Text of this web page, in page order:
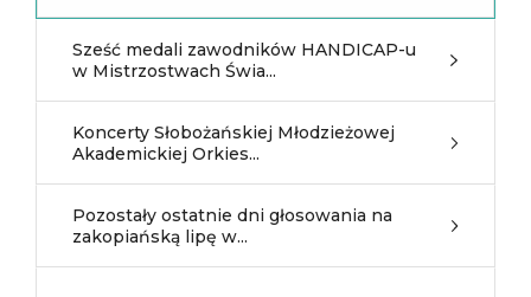
Sześć medali zawodników HANDICAP-u
w Mistrzostwach Świa...
Koncerty Słobożańskiej Młodzieżowej
Akademickiej Orkies...
Pozostały ostatnie dni głosowania na
zakopiańską lipę w...